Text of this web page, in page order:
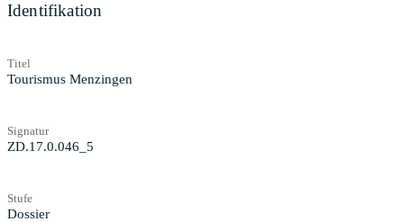
Identifikation
Titel
Tourismus Menzingen
Signatur
ZD.17.0.046_5
Stufe
Dossier